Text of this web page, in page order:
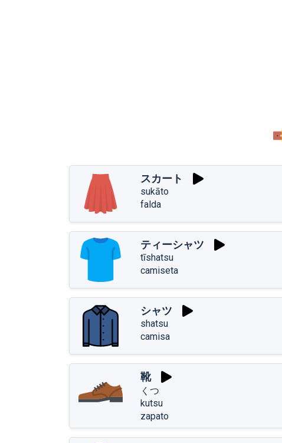
スカート
sukāto
falda
ティーシャツ
tīshatsu
camiseta
シャツ
shatsu
camisa
靴
くつ
kutsu
zapato